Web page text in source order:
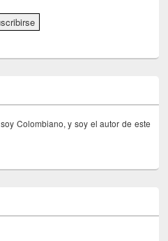
soy Colombiano, y soy el autor de este